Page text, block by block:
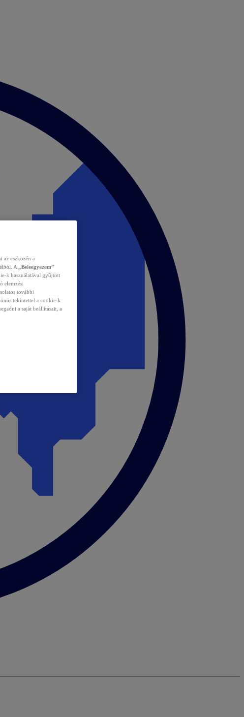
az eszközén a
A „Beleegyezem”
k használatával gyűjtött
elemzési
további
tekintettel a cookie-k
a saját beállításait, a